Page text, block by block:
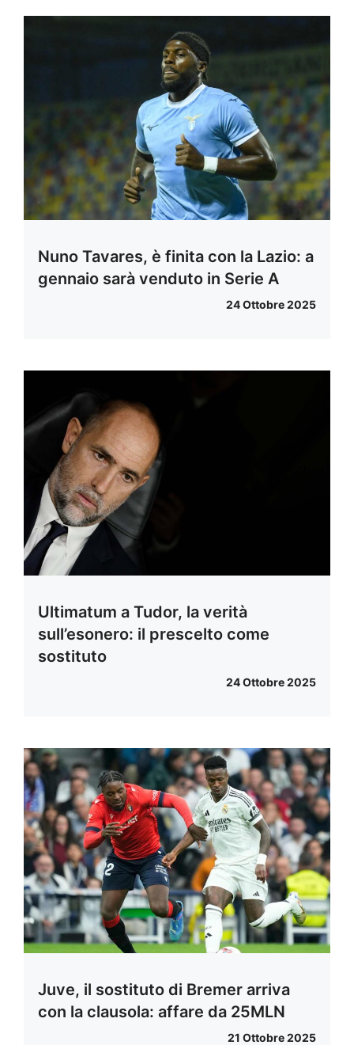
Nuno Tavares, è finita con la Lazio: a
gennaio sarà venduto in Serie A
24 Ottobre 2025
Ultimatum a Tudor, la verità
sull’esonero: il prescelto come
sostituto
24 Ottobre 2025
Juve, il sostituto di Bremer arriva
con la clausola: affare da 25MLN
21 Ottobre 2025